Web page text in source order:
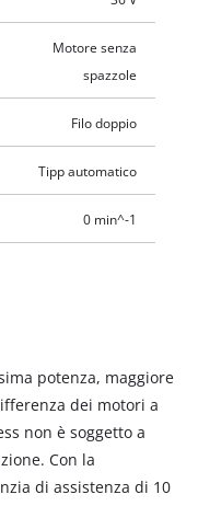
di guida in alluminio
allo Split Shaft e
salvaspazio del
è integrato un
Einhell
include batteria e
Starter Set.
Motore senza
spazzole
Filo doppio
Tipp automatico
0 min^-1
potenza, maggiore
dei motori a
non è soggetto a
Con la
di assistenza di 10